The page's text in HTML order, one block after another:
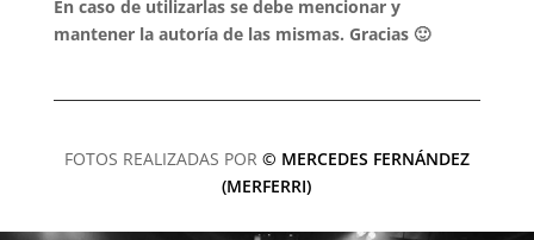
En caso de utilizarlas se debe mencionar y
mantener la autoría de las mismas. Gracias 🙂
FOTOS REALIZADAS POR © MERCEDES FERNÁNDEZ
(MERFERRI)